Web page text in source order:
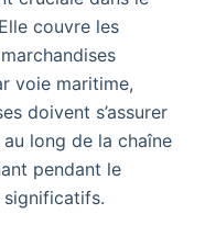
couvre les
voie maritime,
doivent s’assurer
long de la chaîne
pendant le